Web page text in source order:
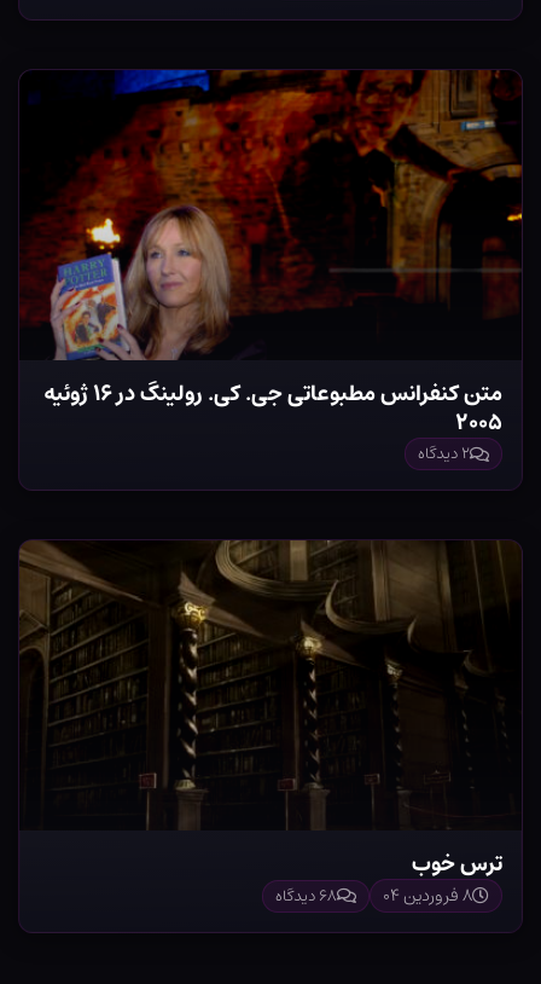
متن کنفرانس مطبوعاتی جی. کی. رولینگ در ۱۶ ژوئیه
۲۰۰۵
۲ دیدگاه
ترس خوب
۸ فروردین ۰۴ ۶۸ دیدگاه